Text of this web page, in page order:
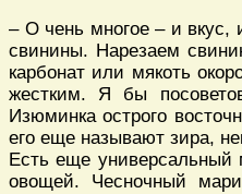
– О чень многое – и вкус,
свинины. Нарезаем
карбонат или мякоть
жестким. Я бы
Изюминка острого
его еще называют зира,
Есть еще
овощей. Чесночный